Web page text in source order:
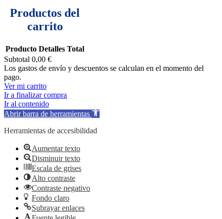
Productos del
carrito
Producto Detalles Total
Subtotal 0,00 €
Los gastos de envío y descuentos se calculan en el momento del
pago.
Ver mi carrito
Ir a finalizar compra
Ir al contenido
Abrir barra de herramientas
Herramientas de accesibilidad
Aumentar texto
Disminuir texto
Escala de grises
Alto contraste
Contraste negativo
Fondo claro
Subrayar enlaces